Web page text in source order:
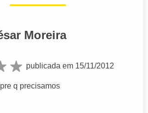
Moreira
publicada em 15/11/2012
q precisamos